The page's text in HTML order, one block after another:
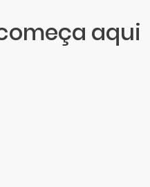
aqui